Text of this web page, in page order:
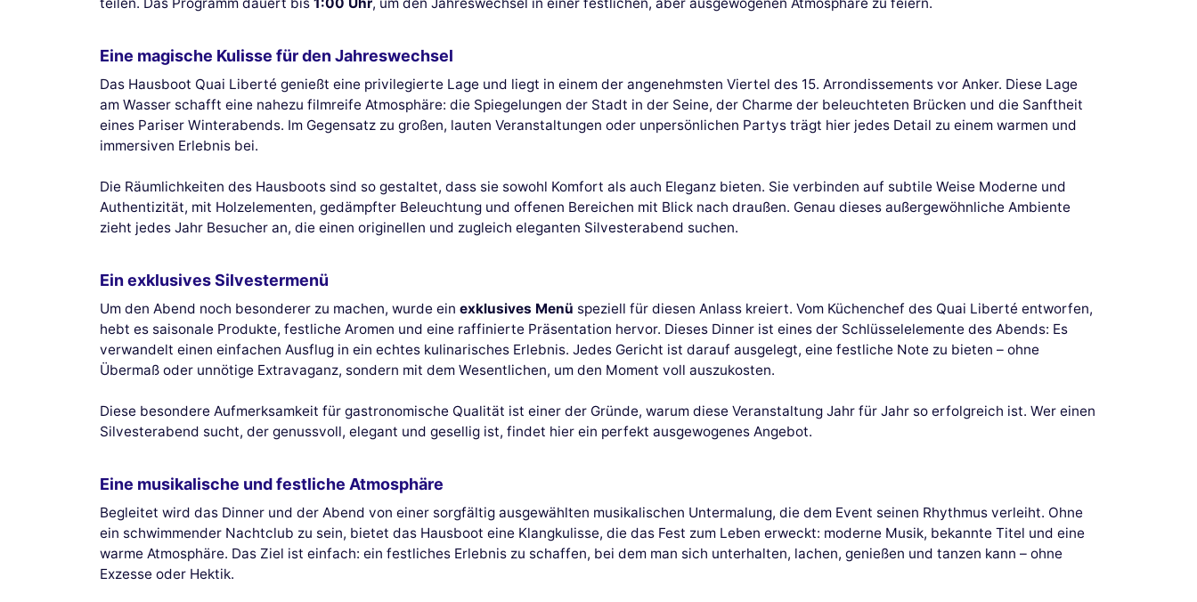
Eine magische Kulisse für den Jahreswechsel
Das Hausboot Quai Liberté genießt eine privilegierte Lage und liegt in einem der angenehmsten Viertel des 15. Arrondissements vor Anker. Diese Lage
am Wasser schafft eine nahezu filmreife Atmosphäre: die Spiegelungen der Stadt in der Seine, der Charme der beleuchteten Brücken und die Sanftheit
eines Pariser Winterabends. Im Gegensatz zu großen, lauten Veranstaltungen oder unpersönlichen Partys trägt hier jedes Detail zu einem warmen und
immersiven Erlebnis bei.
Die Räumlichkeiten des Hausboots sind so gestaltet, dass sie sowohl Komfort als auch Eleganz bieten. Sie verbinden auf subtile Weise Moderne und
Authentizität, mit Holz­elementen, gedämpfter Beleuchtung und offenen Bereichen mit Blick nach draußen. Genau dieses außergewöhnliche Ambiente
zieht jedes Jahr Besucher an, die einen originellen und zugleich eleganten Silvesterabend suchen.
Ein exklusives Silvestermenü
Um den Abend noch besonderer zu machen, wurde ein exklusives Menü speziell für diesen Anlass kreiert. Vom Küchenchef des Quai Liberté entworfen,
hebt es saisonale Produkte, festliche Aromen und eine raffinierte Präsentation hervor. Dieses Dinner ist eines der Schlüsselelemente des Abends: Es
verwandelt einen einfachen Ausflug in ein echtes kulinarisches Erlebnis. Jedes Gericht ist darauf ausgelegt, eine festliche Note zu bieten – ohne
Übermaß oder unnötige Extravaganz, sondern mit dem Wesentlichen, um den Moment voll auszukosten.
Diese besondere Aufmerksamkeit für gastronomische Qualität ist einer der Gründe, warum diese Veranstaltung Jahr für Jahr so erfolgreich ist. Wer einen
Silvesterabend sucht, der genussvoll, elegant und gesellig ist, findet hier ein perfekt ausgewogenes Angebot.
Eine musikalische und festliche Atmosphäre
Begleitet wird das Dinner und der Abend von einer sorgfältig ausgewählten musikalischen Untermalung, die dem Event seinen Rhythmus verleiht. Ohne
ein schwimmender Nachtclub zu sein, bietet das Hausboot eine Klangkulisse, die das Fest zum Leben erweckt: moderne Musik, bekannte Titel und eine
warme Atmosphäre. Das Ziel ist einfach: ein festliches Erlebnis zu schaffen, bei dem man sich unterhalten, lachen, genießen und tanzen kann – ohne
Exzesse oder Hektik.